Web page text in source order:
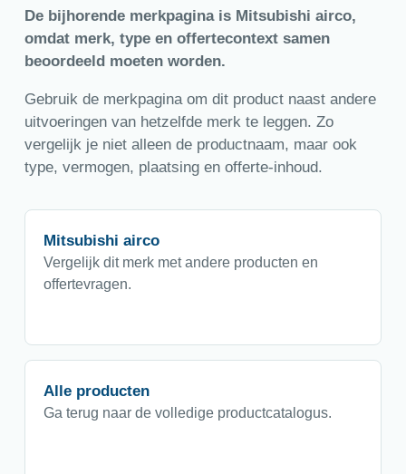
De bijhorende merkpagina is Mitsubishi airco,
omdat merk, type en offertecontext samen
beoordeeld moeten worden.
Gebruik de merkpagina om dit product naast andere
uitvoeringen van hetzelfde merk te leggen. Zo
vergelijk je niet alleen de productnaam, maar ook
type, vermogen, plaatsing en offerte-inhoud.
Mitsubishi airco
Vergelijk dit merk met andere producten en
offertevragen.
Alle producten
Ga terug naar de volledige productcatalogus.